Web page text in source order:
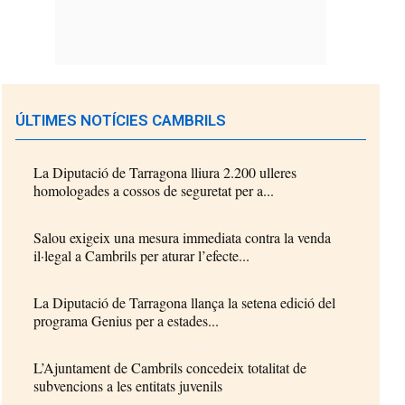
ÚLTIMES NOTÍCIES CAMBRILS
La Diputació de Tarragona lliura 2.200 ulleres
homologades a cossos de seguretat per a...
Salou exigeix una mesura immediata contra la venda
il·legal a Cambrils per aturar l’efecte...
La Diputació de Tarragona llança la setena edició del
programa Genius per a estades...
L’Ajuntament de Cambrils concedeix totalitat de
subvencions a les entitats juvenils